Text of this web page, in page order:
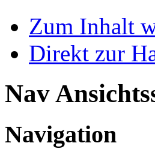
Zum Inhalt
Direkt zur
Nav
Navigation